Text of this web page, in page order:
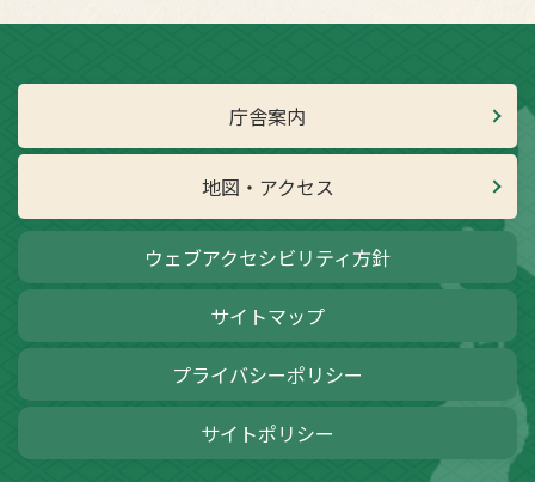
庁舎案内
地図・アクセス
ウェブアクセシビリティ方針
サイトマップ
プライバシーポリシー
サイトポリシー